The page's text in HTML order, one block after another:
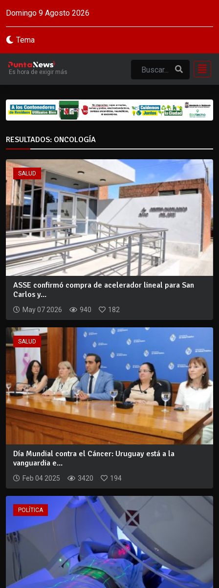
Domingo 9 Agosto 2026
Tema
Es hora de exigir más
RESULTADOS: ONCOLOGÍA
SALUD
ASSE confirmó compra de acelerador lineal para San
Carlos y...
May 07 2026 940 182
SALUD
Día Mundial contra el Cáncer: Uruguay está a la
vanguardia e...
Feb 04 2025 3420 194
POLÍTICA